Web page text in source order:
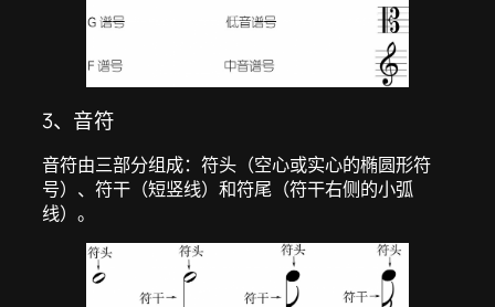
3、音符
音符由三部分组成：符头（空心或实心的椭圆形符
号）、符干（短竖线）和符尾（符干右侧的小弧
线）。